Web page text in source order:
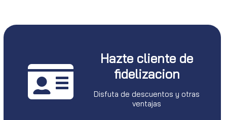
Hazte cliente de
fidelizacion
Disfuta de descuentos y otras
ventajas